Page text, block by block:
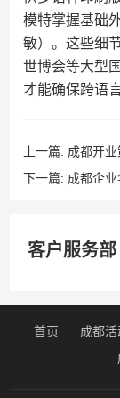
模特掌握基础
敏）。这些细
世博会等大型
才能确保跨语
上一篇: 成都开
礼与客户接待？
下一篇: 成都企
客户服务部
首页 成都活